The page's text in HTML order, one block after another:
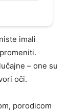
imali
– one su
oči.
porodicom